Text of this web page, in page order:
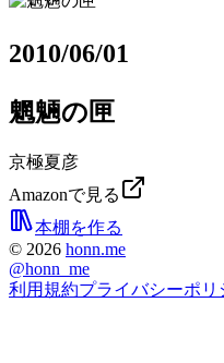
2010/06/01
魍魎の匣
京極夏彦
Amazonで見る
本棚を作る
© 2026 honn.me
@honn_me
利用規約プライバシーポリ